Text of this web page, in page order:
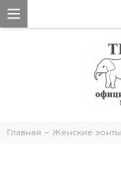
Главная Женские зонты